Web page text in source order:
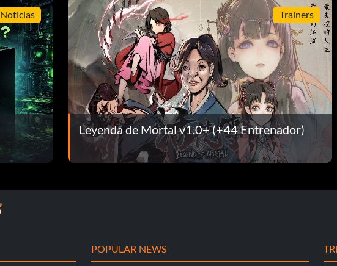
Noticias Trainers
Leyenda de Mortal v1.0+ (+44 Entrenador)
POPULAR NEWS